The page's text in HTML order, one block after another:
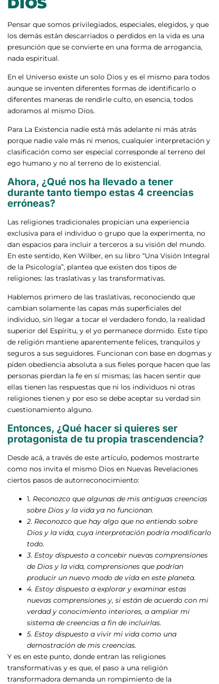
Pensar que somos privilegiados, especiales, elegidos, y que
los demás están descarriados o perdidos en la vida es una
presunción que se convierte en una forma de arrogancia,
nada espiritual.
En el Universo existe un solo Dios y es el mismo para todos
aunque se inventen diferentes formas de identificarlo o
diferentes maneras de rendirle culto, en esencia, todos
adoramos al mismo Dios.
Para La Existencia nadie está más adelante ni más atrás
porque nadie vale más ni menos, cualquier interpretación y
clasificación como ser especial corresponde al terreno del
ego humano y no al terreno de lo existencial.
Ahora, ¿Qué nos ha llevado a tener
durante tanto tiempo estas 4 creencias
erróneas?
Las religiones tradicionales propician una experiencia
exclusiva para el individuo o grupo que la experimenta, no
dan espacios para incluir a terceros a su visión del mundo.
En este sentido, Ken Wilber, en su libro “Una Visión Integral
de la Psicología”, plantea que existen dos tipos de
religiones: las traslativas y las transformativas.
Hablemos primero de las traslativas, reconociendo que
cambian solamente las capas más superficiales del
individuo, sin llegar a tocar el verdadero fondo, la realidad
superior del Espíritu, y el yo permanece dormido. Este tipo
de religión mantiene aparentemente felices, tranquilos y
seguros a sus seguidores. Funcionan con base en dogmas y
piden obediencia absoluta a sus fieles porque hacen que las
personas pierdan la fe en sí mismas; las hacen sentir que
ellas tienen las respuestas que ni los individuos ni otras
religiones tienen y por eso se debe aceptar su verdad sin
cuestionamiento alguno.
Entonces, ¿Qué hacer si quieres ser
protagonista de tu propia trascendencia?
Desde acá, a través de este artículo, podemos mostrarte
como nos invita el mismo Dios en Nuevas Revelaciones
ciertos pasos de autorreconocimiento:
1. Reconozco que algunas de mis antiguas creencias
sobre Dios y la vida ya no funcionan.
2. Reconozco que hay algo que no entiendo sobre
Dios y la vida, cuya interpretación podría modificarlo
todo.
3. Estoy dispuesto a concebir nuevas comprensiones
de Dios y la vida, comprensiones que podrían
producir un nuevo modo de vida en este planeta.
4. Estoy dispuesto a explorar y examinar estas
nuevas comprensiones y, si están de acuerdo con mi
verdad y conocimiento interiores, a ampliar mi
sistema de creencias a fin de incluirlas.
5. Estoy dispuesto a vivir mi vida como una
demostración de mis creencias.
Y es en este punto, donde entran las religiones
transformativas y es que, el paso a una religión
transformadora demanda un rompimiento de la